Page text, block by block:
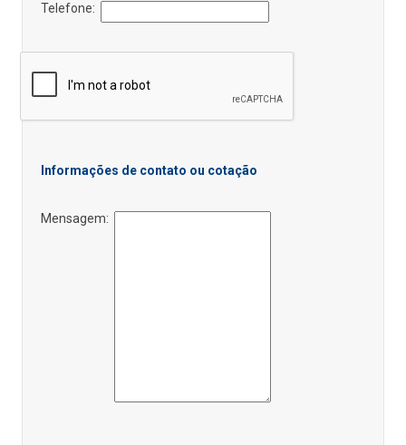
Telefone:
Informações de contato ou cotação
Mensagem: